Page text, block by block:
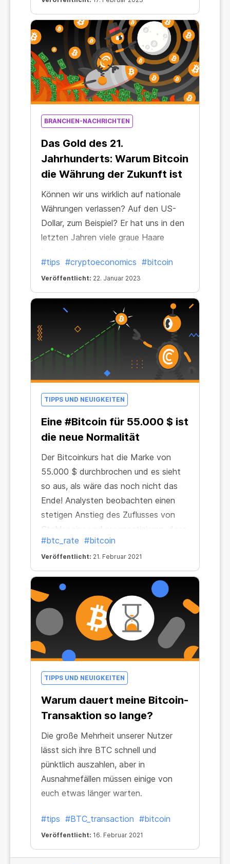
vielleicht sogar übertreffen.
BRANCHEN-NACHRICHTEN
Das Gold des 21.
Jahrhunderts: Warum Bitcoin
die Währung der Zukunft ist
Können wir uns wirklich auf nationale
Währungen verlassen? Auf den US-
Dollar, zum Beispiel? Er hat uns in den
letzten Jahren viele graue Haare
Marktvolatilität und die Entwicklung
der Weltwirtschaft beobachtet
haben. Im Jahr 2022 erreichte die
Inflation des US-Dollars mit 7,9 % den
höchsten Stand seit 40 Jahren.
#tips #cryptoeconomics #bitcoin
Veröffentlicht: 22. Januar 2023
TIPPS UND NEUIGKEITEN
Eine #Bitcoin für 55.000 $ ist
die neue Normalität
Der Bitcoinkurs hat die Marke von
55.000 $ durchbrochen und es sieht
so aus, als wäre das noch nicht das
Ende! Analysten beobachten einen
stetigen Anstieg des Zuflusses von
Stablecoins und prognostizieren, dass
sich der Bitcoinkurs bis zum
Jahresende auf 100.000 $ verdoppeln
könnte. Und das können wir auch
glauben, wenn wir uns ansehen, wie
der Kurs seit Anfang 2021 um 70 %
gestiegen ist.
#btc_rate #bitcoin
Veröffentlicht: 21. Februar 2021
TIPPS UND NEUIGKEITEN
Warum dauert meine Bitcoin-
Transaktion so lange?
Die große Mehrheit unserer Nutzer
lässt sich ihre BTC schnell und
pünktlich auszahlen, aber in
Ausnahmefällen müssen einige von
euch etwas länger warten.
#tips #BTC_transaction #bitcoin
Veröffentlicht: 16. Februar 2021